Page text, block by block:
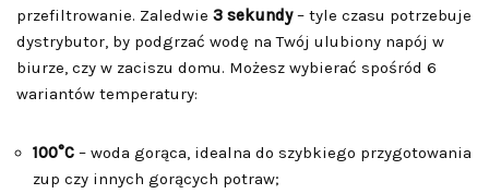
przefiltrowanie. Zaledwie 3 sekundy– tyle czasu potrzebuje
dystrybutor, by podgrzać wodę na Twój ulubiony napój w
biurze, czy w zaciszu domu. Możesz wybierać spośród 6
wariantów temperatury:
100°C – woda gorąca, idealna do szybkiego przygotowania
zup czy innych gorących potraw;